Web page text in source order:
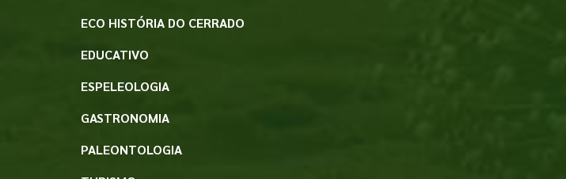
ECO HISTÓRIA DO CERRADO
EDUCATIVO
ESPELEOLOGIA
GASTRONOMIA
PALEONTOLOGIA